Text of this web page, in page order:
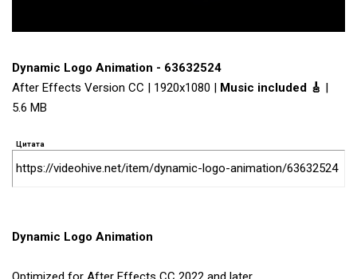
Dynamic Logo Animation - 63632524
After Effects Version CC | 1920x1080 | Music included 🎸 |
5.6 MB
Цитата
https://videohive.net/item/dynamic-logo-animation/63632524
Dynamic Logo Animation